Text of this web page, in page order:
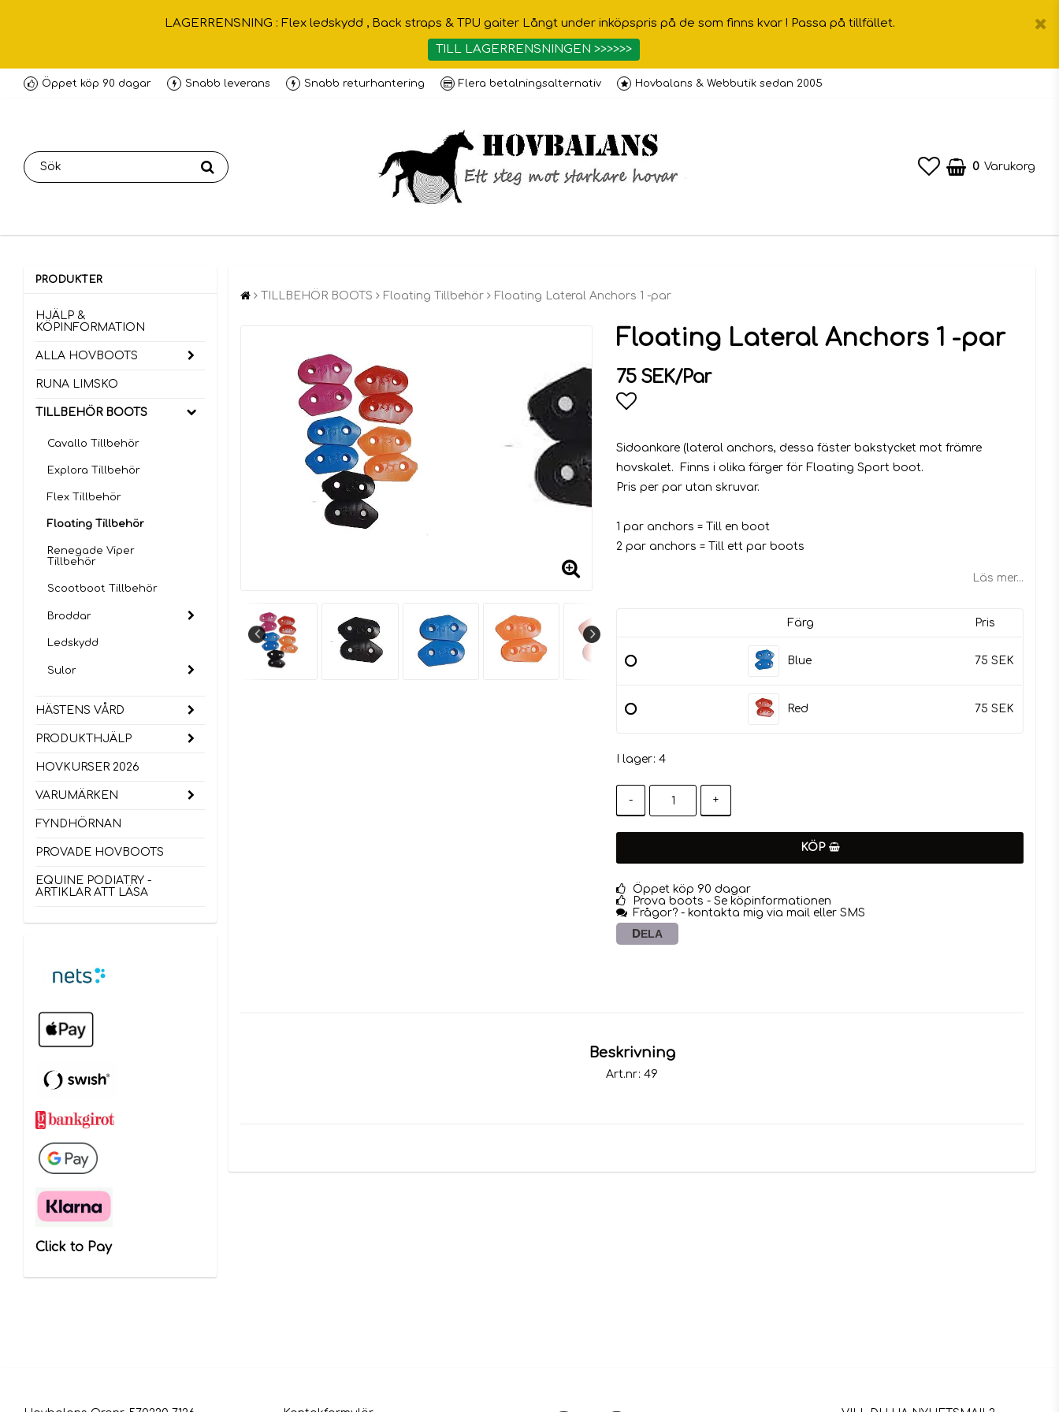
LAGERRENSNING : Flex ledskydd , Back straps & TPU gaiter Långt under inköpspris på de som finns kvar ! Passa på tillfället.
TILL LAGERRENSNINGEN >>>>>>
Öppet köp 90 dagar Snabb leverans Snabb returhantering Flera betalningsalternativ Hovbalans & Webbutik sedan 2005
0 Varukorg
PRODUKTER
HJÄLP &
KÖPINFORMATION
ALLA HOVBOOTS
RUNA LIMSKO
TILLBEHÖR BOOTS
Cavallo Tillbehör
Explora Tillbehör
Flex Tillbehör
Floating Tillbehör
Renegade Viper
Tillbehör
Scootboot Tillbehör
Broddar
Ledskydd
Sulor
HÄSTENS VÅRD
PRODUKTHJÄLP
HOVKURSER 2026
VARUMÄRKEN
FYNDHÖRNAN
PROVADE HOVBOOTS
EQUINE PODIATRY -
ARTIKLAR ATT LÄSA
Click to Pay
TILLBEHÖR BOOTS Floating Tillbehör Floating Lateral Anchors 1 -par
Floating Lateral Anchors 1 -par
75 SEK/Par
Sidoankare (lateral anchors, dessa fäster bakstycket mot främre
hovskalet. Finnsi olika färger för Floating Sport boot.
Pris per par utan skruvar.
1 par anchors = Till en boot
2 par anchors = Till ett par boots
Läs mer...
Färg Pris
Blue 75 SEK
Red 75 SEK
I lager: 4
- +
KÖP
Öppet köp 90 dagar
Prova boots - Se köpinformationen
Frågor? - kontakta mig via mail eller SMS
DELA
Beskrivning
Art.nr: 49